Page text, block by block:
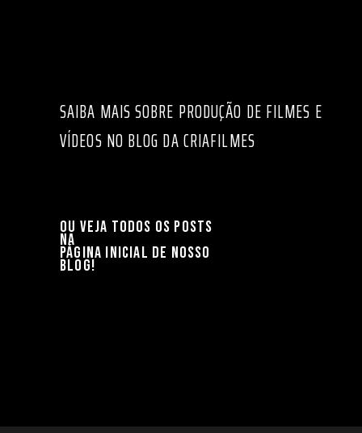
SAIBA MAIS SOBRE PRODUÇÃO DE FILMES E
VÍDEOS NO BLOG DA CRIAFILMES
OU VEJA TODOS OS POSTS
NA
PÁGINA INICIAL DE NOSSO
BLOG!